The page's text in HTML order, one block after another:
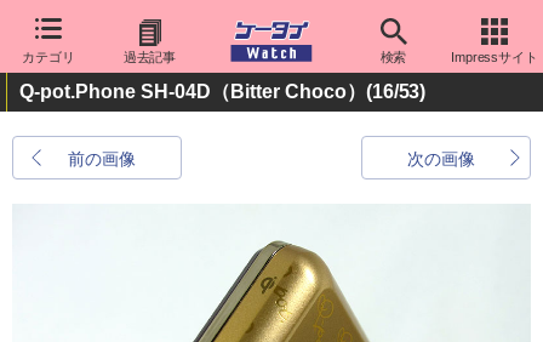
カテゴリ 過去記事 検索 Impressサイト
Q-pot.Phone SH-04D（Bitter Choco） (16/53)
前の画像 次の画像